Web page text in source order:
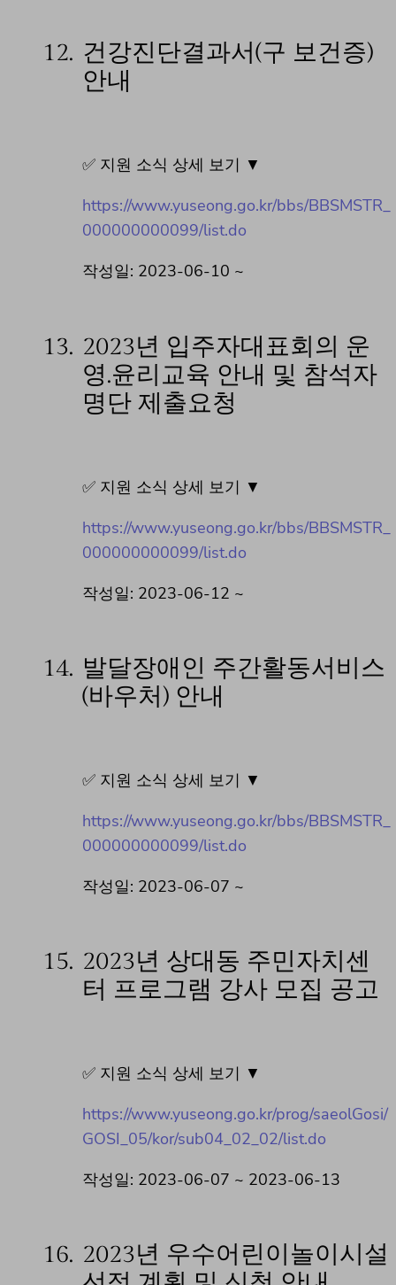
12. 건강진단결과서(구 보건증)
안내
✅ 지원 소식 상세 보기 ▼
https://www.yuseong.go.kr/bbs/BBSMSTR_
000000000099/list.do
작성일: 2023-06-10 ~
13. 2023년 입주자대표회의 운
영.윤리교육 안내 및 참석자
명단 제출요청
✅ 지원 소식 상세 보기 ▼
https://www.yuseong.go.kr/bbs/BBSMSTR_
000000000099/list.do
작성일: 2023-06-12 ~
14. 발달장애인 주간활동서비스
(바우처) 안내
✅ 지원 소식 상세 보기 ▼
https://www.yuseong.go.kr/bbs/BBSMSTR_
000000000099/list.do
작성일: 2023-06-07 ~
15. 2023년 상대동 주민자치센
터 프로그램 강사 모집 공고
✅ 지원 소식 상세 보기 ▼
https://www.yuseong.go.kr/prog/saeolGosi/
GOSI_05/kor/sub04_02_02/list.do
작성일: 2023-06-07 ~ 2023-06-13
16. 2023년 우수어린이놀이시설